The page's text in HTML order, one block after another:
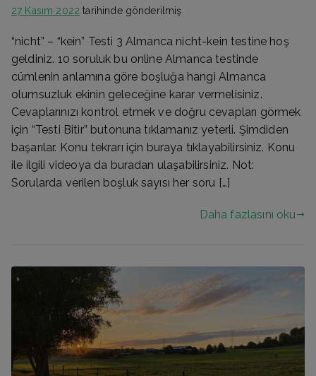
27 Kasım 2022 tarihinde gönderilmiş
“nicht” – “kein” Testi 3 Almanca nicht-kein testine hoş
geldiniz. 10 soruluk bu online Almanca testinde
cümlenin anlamına göre boşluğa hangi Almanca
olumsuzluk ekinin geleceğine karar vermelisiniz.
Cevaplarınızı kontrol etmek ve doğru cevapları görmek
için “Testi Bitir” butonuna tıklamanız yeterli. Şimdiden
başarılar. Konu tekrarı için buraya tıklayabilirsiniz. Konu
ile ilgili videoya da buradan ulaşabilirsiniz. Not:
Sorularda verilen boşluk sayısı her soru […]
Daha fazlasını oku